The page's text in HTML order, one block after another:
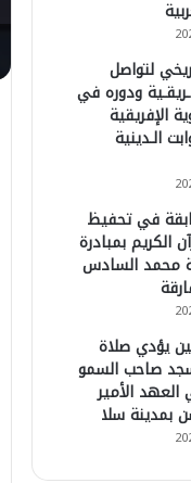
لتواصل
ودوره في
الإفريقية
الـدينية
في تحفيظ
الكريم بمبادرة
السادس
يؤدي صلاة
صاحب السمو
الأمير
بمدينة سلا